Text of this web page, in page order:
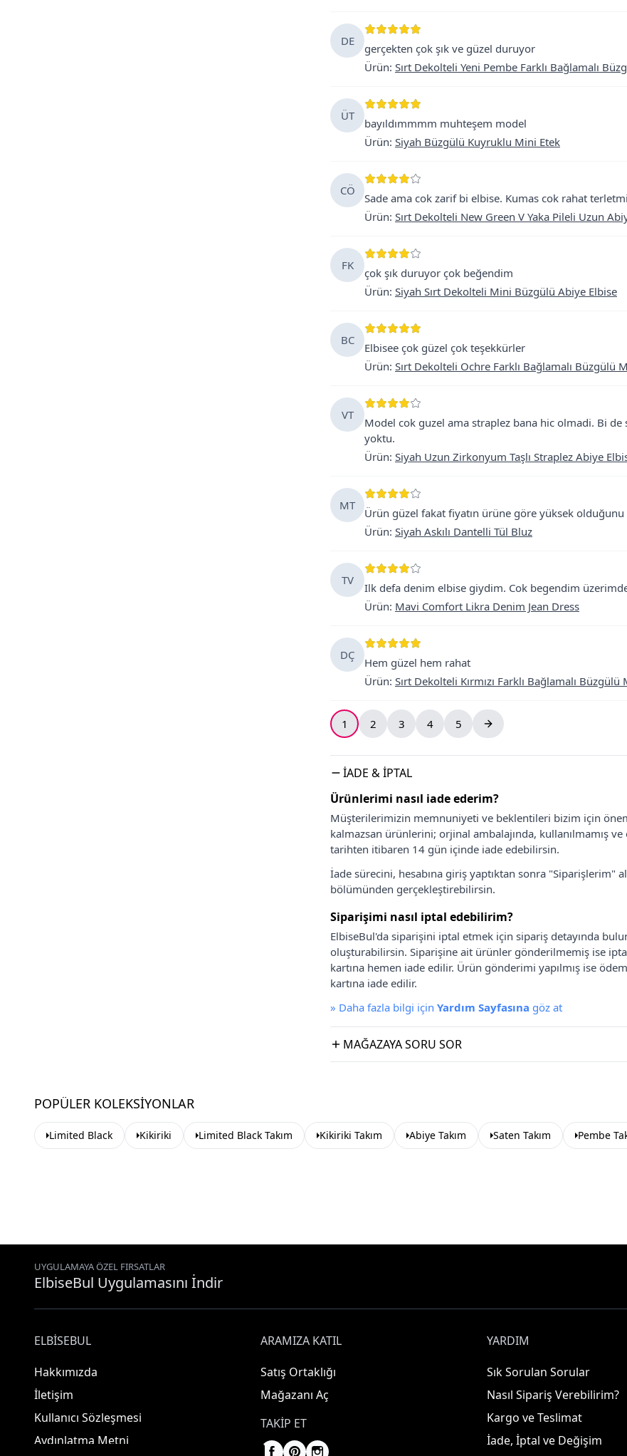
DE
gerçekten çok şık ve güzel duruyor
Ürün: Sırt Dekolteli Yeni Pembe Farklı Bağlamalı
ÜT
bayıldımmmm muhteşem model
Ürün: Siyah Büzgülü Kuyruklu Mini Etek
CÖ
Sade ama cok zarif bi elbise. Kumas cok rahat
Ürün: Sırt Dekolteli New Green V Yaka Pileli Uzun
FK
çok şık duruyor çok beğendim
Ürün: Siyah Sırt Dekolteli Mini Büzgülü Abiye Elbise
BC
Elbisee çok güzel çok teşekkürler
Ürün: Sırt Dekolteli Ochre Farklı Bağlamalı Büzgülü
VT
Model cok guzel ama straplez bana hic olmadi. Bi
yoktu.
Ürün: Siyah Uzun Zirkonyum Taşlı Straplez Abiye
MT
Ürün güzel fakat fiyatın ürüne göre yüksek
Ürün: Siyah Askılı Dantelli Tül Bluz
TV
Ilk defa denim elbise giydim. Cok begendim
Ürün: Mavi Comfort Likra Denim Jean Dress
DÇ
Hem güzel hem rahat
Ürün: Sırt Dekolteli Kırmızı Farklı Bağlamalı
1 2 3 4 5
İADE & İPTAL
Ürünlerimi nasıl iade ederim?
Müşterilerimizin memnuniyeti ve beklentileri bizim için
kalmazsan ürünlerini; orjinal ambalajında, kullanılmamış ve
tarihten itibaren 14 gün içinde iade edebilirsin.
İade sürecini, hesabına giriş yaptıktan sonra "Siparişlerim"
bölümünden gerçekleştirebilirsin.
Siparişimi nasıl iptal edebilirim?
ElbiseBul'da siparişini iptal etmek için sipariş detayında
oluşturabilirsin. Siparişine ait ürünler gönderilmemiş ise
kartına hemen iade edilir. Ürün gönderimi yapılmış ise
kartına iade edilir.
» Daha fazla bilgi için Yardım Sayfasına göz at
MAĞAZAYA SORU SOR
POPÜLER KOLEKSIYONLAR
Limited Black Kikiriki Limited Black Takım Kikiriki Takım Abiye Takım Saten Takım Pembe
UYGULAMAYA ÖZEL FIRSATLAR
ElbiseBul Uygulamasını İndir
ELBISEBUL
Hakkımızda
İletişim
Kullanıcı Sözleşmesi
Aydınlatma Metni
ARAMIZA KATIL
Satış Ortaklığı
Mağazanı Aç
TAKIP ET
YARDIM
Sık Sorulan Sorular
Nasıl Sipariş Verebilirim?
Kargo ve Teslimat
İade, İptal ve Değişim